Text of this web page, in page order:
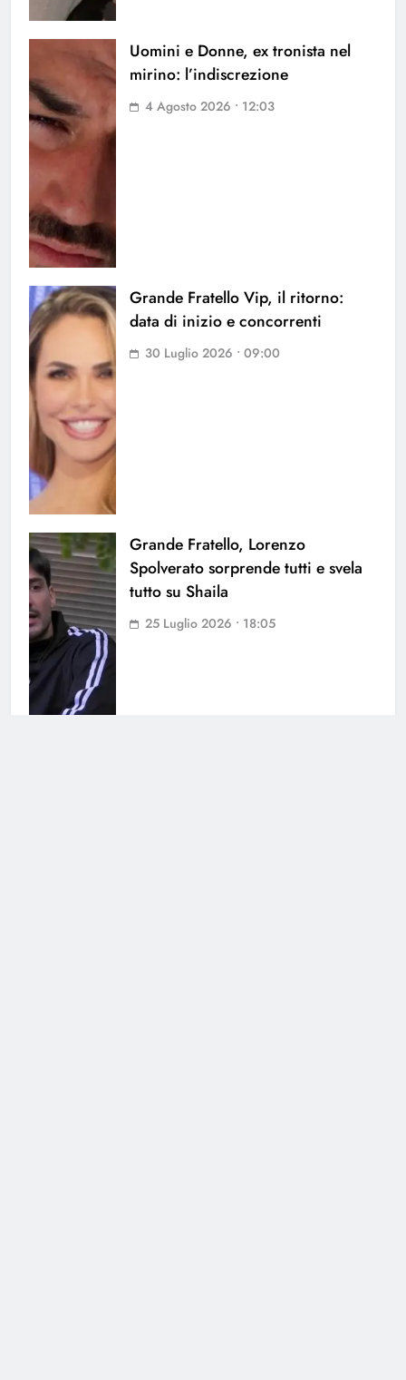
Uomini e Donne, ex tronista nel
mirino: l’indiscrezione
4 Agosto 2026 • 12:03
Grande Fratello Vip, il ritorno:
data di inizio e concorrenti
30 Luglio 2026 • 09:00
Grande Fratello, Lorenzo
Spolverato sorprende tutti e svela
tutto su Shaila
25 Luglio 2026 • 18:05